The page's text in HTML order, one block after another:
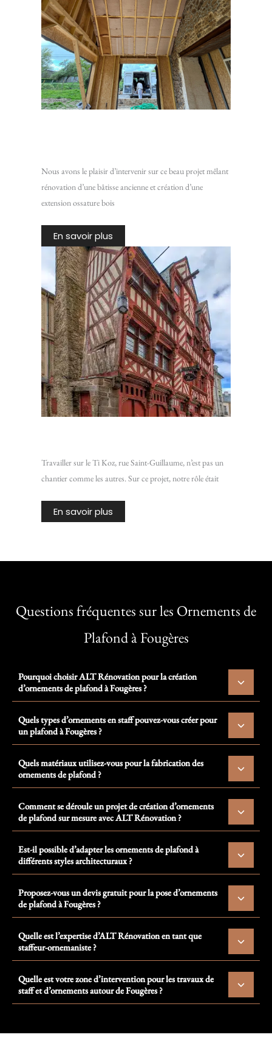
Nous avons le plaisir d’intervenir sur ce beau projet mêlant
rénovation d’une bâtisse ancienne et création d’une
extension ossature bois
En savoir plus
Travailler sur le Ti Koz, rue Saint-Guillaume, n’est pas un
chantier comme les autres. Sur ce projet, notre rôle était
En savoir plus
Questions fréquentes sur les Ornements de
Plafond à Fougères
Pourquoi choisir ALT Rénovation pour la création
d’ornements de plafond à Fougères ?
Quels types d’ornements en staff pouvez-vous créer pour
un plafond à Fougères ?
Quels matériaux utilisez-vous pour la fabrication des
ornements de plafond ?
Comment se déroule un projet de création d’ornements
de plafond sur mesure avec ALT Rénovation ?
Est-il possible d’adapter les ornements de plafond à
différents styles architecturaux ?
Proposez-vous un devis gratuit pour la pose d’ornements
de plafond à Fougères ?
Quelle est l’expertise d’ALT Rénovation en tant que
staffeur-ornemaniste ?
Quelle est votre zone d’intervention pour les travaux de
staff et d’ornements autour de Fougères ?